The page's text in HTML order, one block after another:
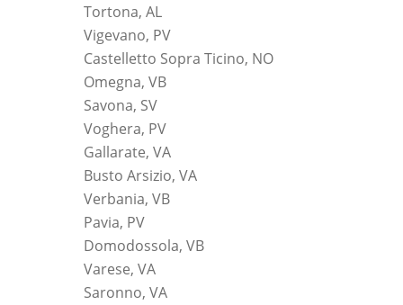
Tortona, AL
Vigevano, PV
Castelletto Sopra Ticino, NO
Omegna, VB
Savona, SV
Voghera, PV
Gallarate, VA
Busto Arsizio, VA
Verbania, VB
Pavia, PV
Domodossola, VB
Varese, VA
Saronno, VA